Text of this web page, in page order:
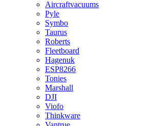
Aircraftvacuums
Pyle
Symbo
Taurus
Roberts
Fleetboard
Hagenuk
ESP8266
Tonies
Marshall
DJI
Viofo
Thinkware